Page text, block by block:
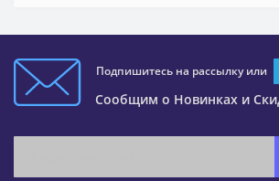
Подпишитесь на рассылку или
Сообщим о Новинках и